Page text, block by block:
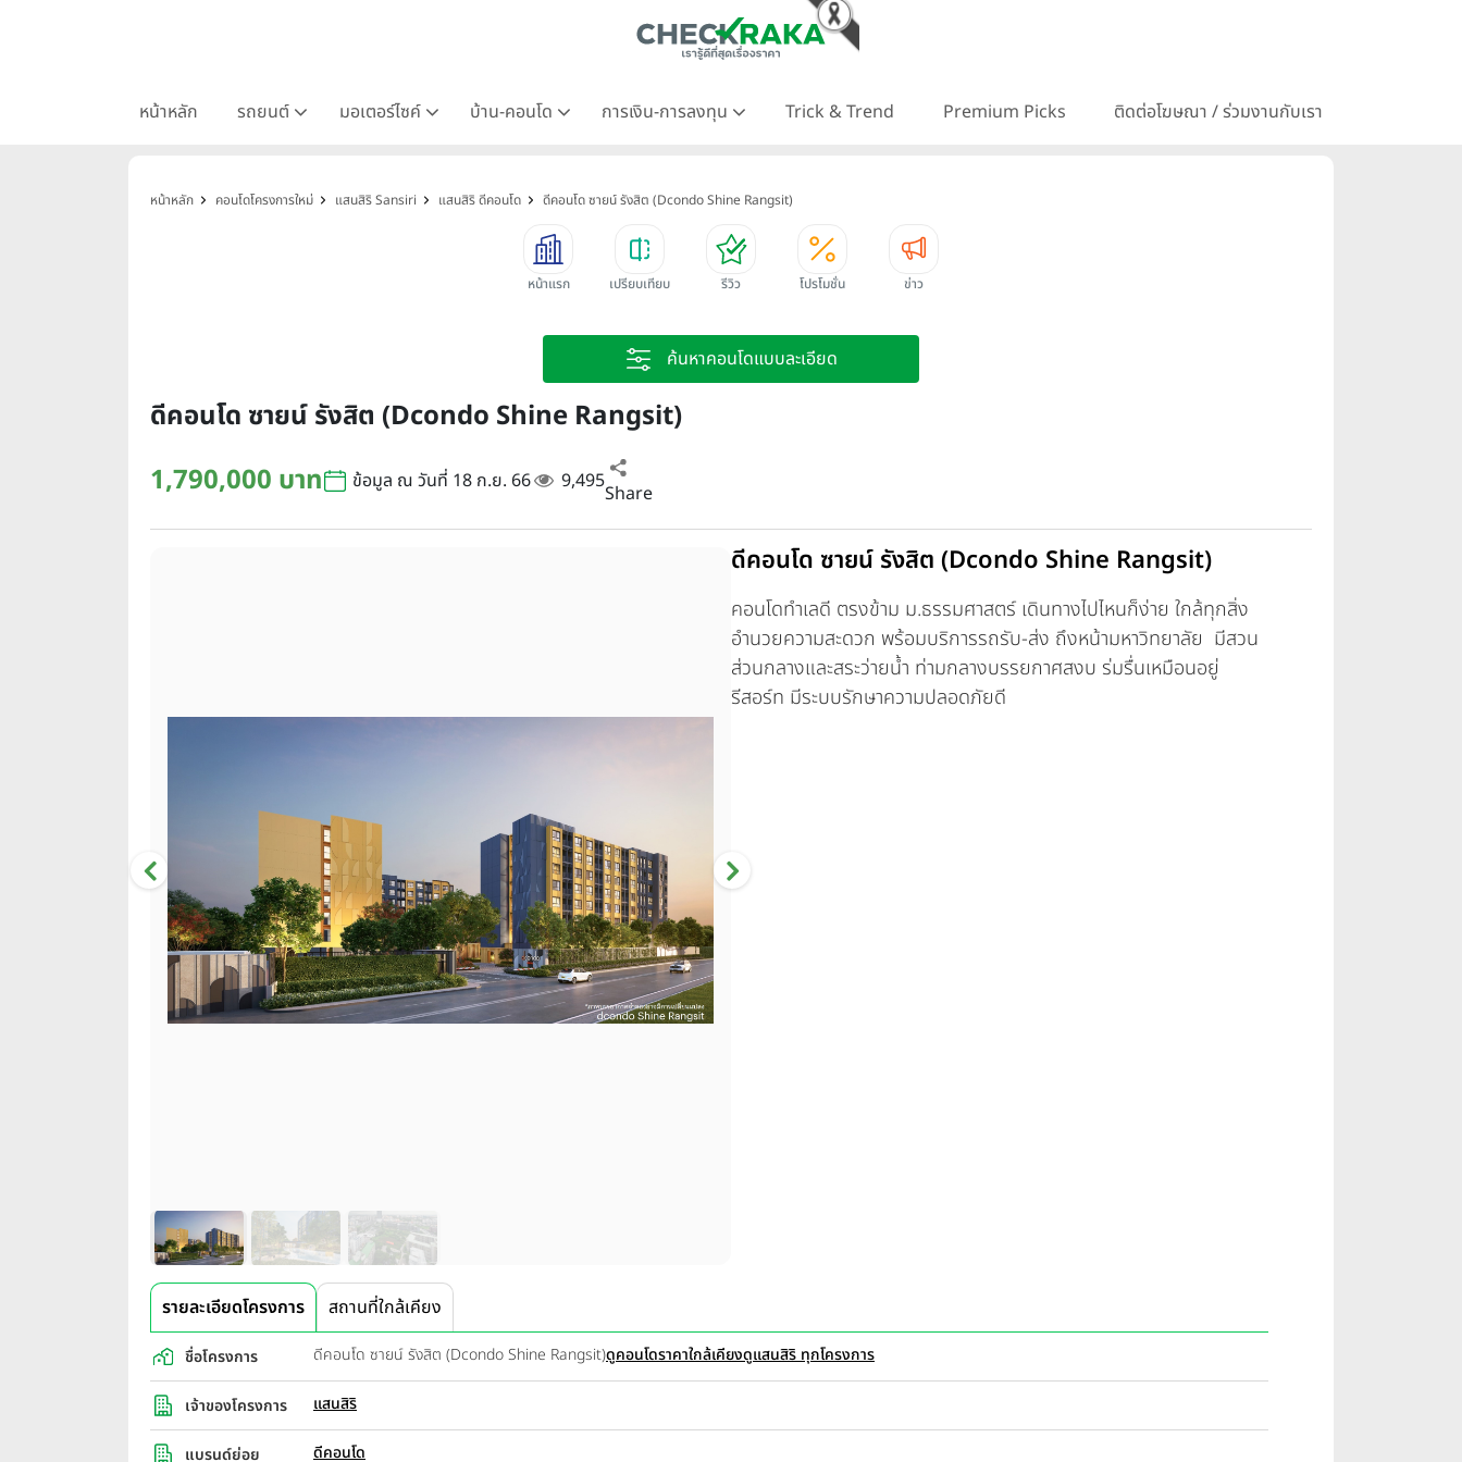
หน้าหลัก รถยนต์ มอเตอร์ไซค์ บ้าน-คอนโด การเงิน-การลงทุน Trick & Trend Premium Picks ติดต่อโฆษณา / ร่วมงานกับเรา
หน้าหลัก คอนโดโครงการใหม่ แสนสิริ Sansiri แสนสิริ ดีคอนโด ดีคอนโด ซายน์ รังสิต (Dcondo Shine Rangsit)
หน้าแรก เปรียบเทียบ รีวิว โปรโมชั่น ข่าว
ค้นหาคอนโดแบบละเอียด
ดีคอนโด ซายน์ รังสิต (Dcondo Shine Rangsit)
1,790,000 บาท
ข้อมูล ณ วันที่ 18 ก.ย. 66 9,495Share
ดีคอนโด ซายน์ รังสิต (Dcondo Shine Rangsit)
คอนโดทำเลดี ตรงข้าม ม.ธรรมศาสตร์ เดินทางไปไหนก็ง่าย ใกล้ทุกสิ่ง
อำนวยความสะดวก พร้อมบริการรถรับ-ส่ง ถึงหน้ามหาวิทยาลัย มีสวน
ส่วนกลางและสระว่ายน้ำ ท่ามกลางบรรยกาศสงบ ร่มรื่นเหมือนอยู่
รีสอร์ท มีระบบรักษาความปลอดภัยดี
รายละเอียดโครงการ สถานที่ใกล้เคียง
ชื่อโครงการ ดีคอนโด ซายน์ รังสิต (Dcondo Shine Rangsit)ดูคอนโดราคาใกล้เคียงดูแสนสิริ ทุกโครงการ
เจ้าของโครงการ แสนสิริ
แบรนด์ย่อย ดีคอนโด